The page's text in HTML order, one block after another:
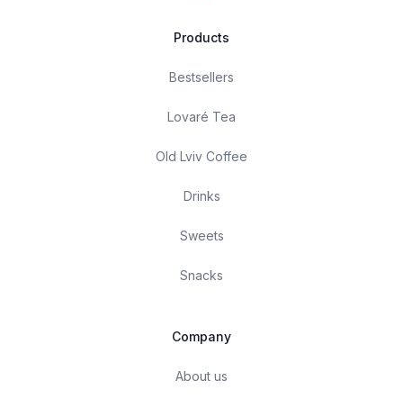
Products
Bestsellers
Lovaré Tea
Old Lviv Coffee
Drinks
Sweets
Snacks
Company
About us